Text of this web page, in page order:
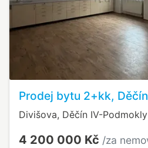
Prodej bytu 2+kk,
Divišova, Děčín IV-Podmokly
4 200 000 Kč /za